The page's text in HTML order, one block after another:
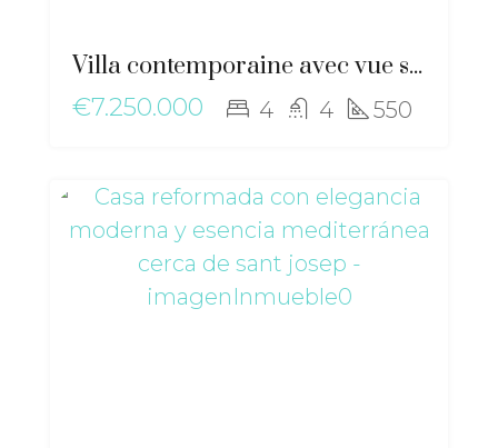
Villa contemporaine avec vue sur la mer à Cas Mut : luxe, design et sérénité près de la ville d’Ibiza – ri-2517
€7.250.000
4 4 550